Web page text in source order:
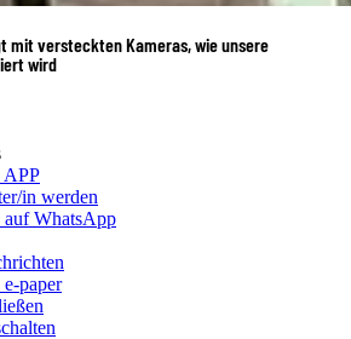
mit versteckten Kameras, wie unsere
wird
APP
in werden
WhatsApp
paper